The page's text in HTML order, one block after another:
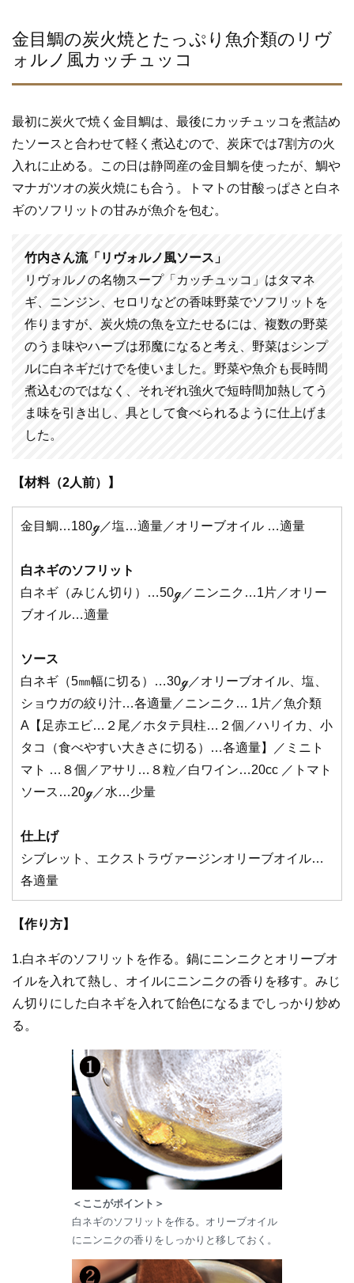
金目鯛の炭火焼とたっぷり魚介類のリヴ
ォルノ風カッチュッコ
最初に炭火で焼く金目鯛は、最後にカッチュッコを煮詰め
たソースと合わせて軽く煮込むので、炭床では7割方の火
入れに止める。この日は静岡産の金目鯛を使ったが、鯛や
マナガツオの炭火焼にも合う。トマトの甘酸っぱさと白ネ
ギのソフリットの甘みが魚介を包む。
竹内さん流「リヴォルノ風ソース」
リヴォルノの名物スープ「カッチュッコ」はタマネ
ギ、ニンジン、セロリなどの香味野菜でソフリットを
作りますが、炭火焼の魚を立たせるには、複数の野菜
のうま味やハーブは邪魔になると考え、野菜はシンプ
ルに白ネギだけでを使いました。野菜や魚介も長時間
煮込むのではなく、それぞれ強火で短時間加熱してう
ま味を引き出し、具として食べられるように仕上げま
した。
【材料（2人前）】
金目鯛…180ℊ／塩…適量／オリーブオイル …適量
白ネギのソフリット
白ネギ（みじん切り）…50ℊ／ニンニク…1片／オリー
ブオイル…適量
ソース
白ネギ（5㎜幅に切る）…30ℊ／オリーブオイル、塩、
ショウガの絞り汁…各適量／ニンニク… 1片／魚介類
A【足赤エビ…２尾／ホタテ貝柱…２個／ハリイカ、小
タコ（食べやすい大きさに切る）…各適量】／ミニト
マト …８個／アサリ…８粒／白ワイン…20cc ／トマト
ソース…20ℊ／水…少量
仕上げ
シブレット、エクストラヴァージンオリーブオイル…
各適量
【作り方】
1.白ネギのソフリットを作る。鍋にニンニクとオリーブオ
イルを入れて熱し、オイルにニンニクの香りを移す。みじ
ん切りにした白ネギを入れて飴色になるまでしっかり炒め
る。
＜ここがポイント＞
白ネギのソフリットを作る。オリーブオイル
にニンニクの香りをしっかりと移しておく。